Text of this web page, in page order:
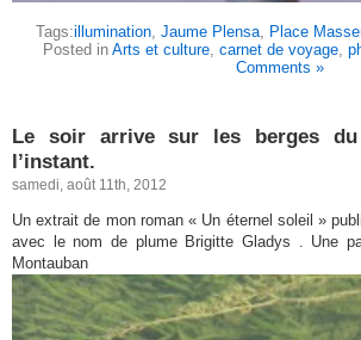
Tags:illumination, Jaume Plensa, Place
Posted in Arts et culture, carnet de voyage,
Comments »
Le soir arrive sur les berges du
l’instant.
samedi, août 11th, 2012
Un extrait de mon roman « Un éternel soleil »
avec le nom de plume Brigitte Gladys . Une
Montauban